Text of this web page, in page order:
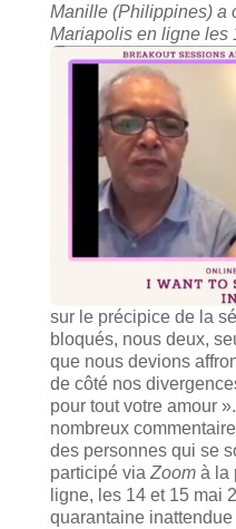
Manille (Philippines) a
Mariapolis en ligne les
sur le précipice de la
bloqués, nous deux,
que nous devions
de côté nos
pour tout votre amour
nombreux
des personnes qui se
participé via Zoomà la
ligne, les 14 et 15 mai
quarantaine